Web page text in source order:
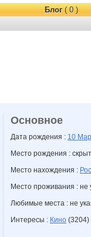
Блог( 0 )
Основное
Дата рождения : 10
Место рождения :
Место нахождения :
Место проживания : не
Любимые места : не
Интересы : Кино (3204)